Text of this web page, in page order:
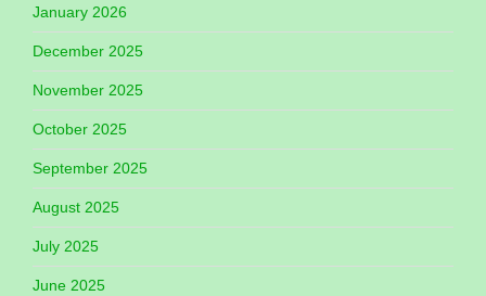
January 2026
December 2025
November 2025
October 2025
September 2025
August 2025
July 2025
June 2025